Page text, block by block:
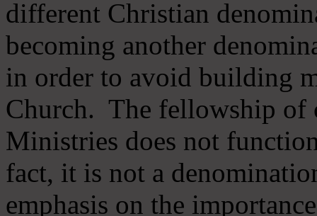
different Christian
becoming another
in order to avoid building
Church. The fellowship of
Ministries does not
fact, it is not a
emphasis on the